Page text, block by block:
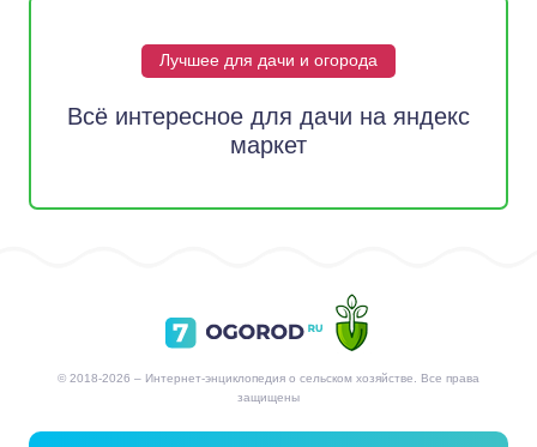
Лучшее для дачи и огорода
Всё интересное для дачи на яндекс
маркет
© 2018-2026 – Интернет-энциклопедия о сельском хозяйстве. Все права
защищены